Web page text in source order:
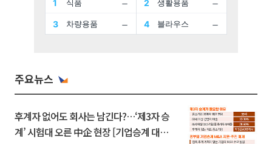
주요뉴스
후계자 없어도 회사는 남긴다?…‘제3자 승
계’ 시험대 오른 中企 현장 [기업승계 대전